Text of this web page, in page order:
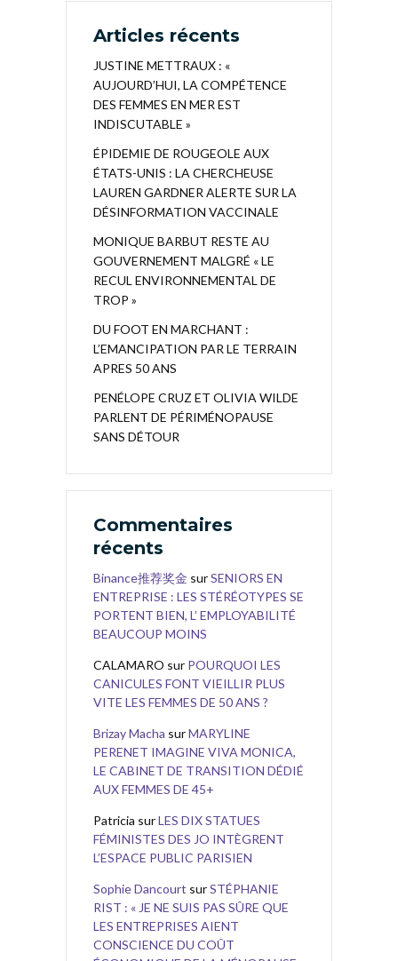
Articles récents
JUSTINE METTRAUX : «
AUJOURD’HUI, LA COMPÉTENCE
DES FEMMES EN MER EST
INDISCUTABLE »
ÉPIDEMIE DE ROUGEOLE AUX
ÉTATS-UNIS : LA CHERCHEUSE
LAUREN GARDNER ALERTE SUR LA
DÉSINFORMATION VACCINALE
MONIQUE BARBUT RESTE AU
GOUVERNEMENT MALGRÉ « LE
RECUL ENVIRONNEMENTAL DE
TROP »
DU FOOT EN MARCHANT :
L’EMANCIPATION PAR LE TERRAIN
APRES 50 ANS
PENÉLOPE CRUZ ET OLIVIA WILDE
PARLENT DE PÉRIMÉNOPAUSE
SANS DÉTOUR
Commentaires
récents
Binance推荐奖金 surSENIORS EN
ENTREPRISE : LES STÉRÉOTYPES SE
PORTENT BIEN, L’ EMPLOYABILITÉ
BEAUCOUP MOINS
CALAMARO sur POURQUOI LES
CANICULES FONT VIEILLIR PLUS
VITE LES FEMMES DE 50 ANS ?
Brizay Macha surMARYLINE
PERENET IMAGINE VIVA MONICA,
LE CABINET DE TRANSITION DÉDIÉ
AUX FEMMES DE 45+
Patricia surLES DIX STATUES
FÉMINISTES DES JO INTÈGRENT
L’ESPACE PUBLIC PARISIEN
Sophie Dancourt surSTÉPHANIE
RIST : « JE NE SUIS PAS SÛRE QUE
LES ENTREPRISES AIENT
CONSCIENCE DU COÛT